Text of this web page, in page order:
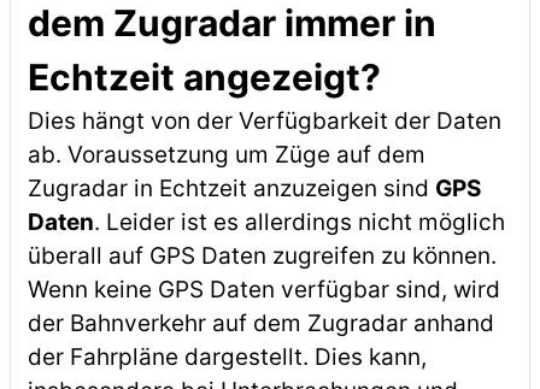
dem Zugradar immer in
Echtzeit angezeigt?
Dies hängt von der Verfügbarkeit der Daten
ab. Voraussetzung um Züge auf dem
Zugradar in Echtzeit anzuzeigen sind GPS
Daten. Leider ist es allerdings nicht möglich
überall auf GPS Daten zugreifen zu können.
Wenn keine GPS Daten verfügbar sind, wird
der Bahnverkehr auf dem Zugradar anhand
der Fahrpläne dargestellt. Dies kann,